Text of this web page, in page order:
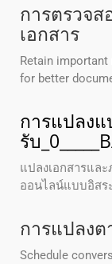
การตรวจ
เอกสาร
Retain
for better
การแปลง
รับ
แปลงเอกสารแล
ออนไลน์แบบอิสร
การแปลงต
Schedule